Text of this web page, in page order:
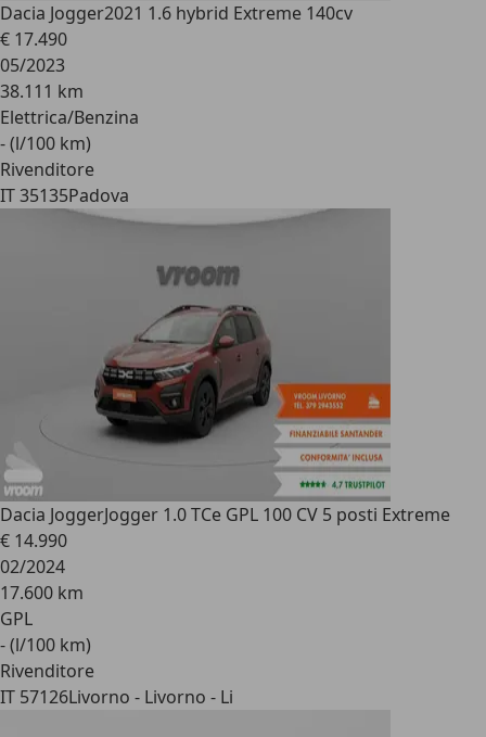
Dacia Jogger2021 1.6 hybrid Extreme 140cv
€ 17.490
05/2023
38.111 km
Elettrica/Benzina
- (l/100 km)
Rivenditore
IT 35135Padova
Dacia JoggerJogger 1.0 TCe GPL 100 CV 5 posti Extreme
€ 14.990
02/2024
17.600 km
GPL
- (l/100 km)
Rivenditore
IT 57126Livorno - Livorno - Li